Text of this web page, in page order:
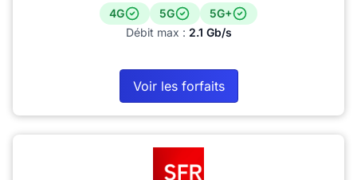
4G 5G
5G+
Débit max : 2.1 Gb/s
Voir les forfaits